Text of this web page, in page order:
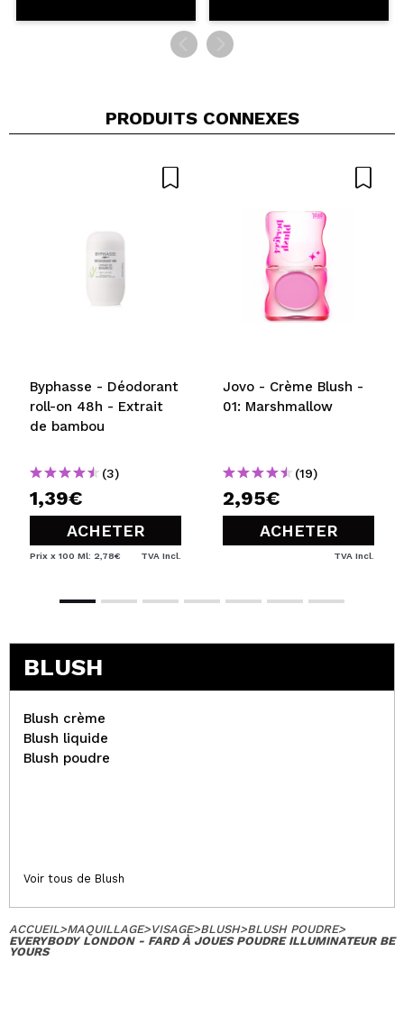
PRODUITS CONNEXES
Byphasse - Déodorant
roll-on 48h - Extrait
de bambou
(3)
1,39€
ACHETER
Prix x 100 Ml: 2,78€ TVA Incl.
Jovo - Crème Blush -
01: Marshmallow
(19)
2,95€
ACHETER
TVA Incl.
BLUSH
Blush crème
Blush liquide
Blush poudre
Voir tous de Blush
ACCUEIL>MAQUILLAGE>VISAGE>BLUSH>BLUSH POUDRE>
EVERYBODY LONDON - FARD À JOUES POUDRE ILLUMINATEUR BE
YOURS